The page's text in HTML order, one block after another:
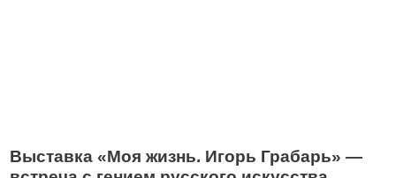
Выставка «Моя жизнь. Игорь Грабарь» —